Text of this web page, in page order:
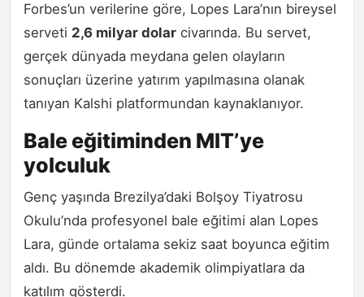
Forbes’un verilerine göre, Lopes Lara’nın bireysel
serveti 2,6 milyar dolar civarında. Bu servet,
gerçek dünyada meydana gelen olayların
sonuçları üzerine yatırım yapılmasına olanak
tanıyan Kalshi platformundan kaynaklanıyor.
Bale eğitiminden MIT’ye
yolculuk
Genç yaşında Brezilya’daki Bolşoy Tiyatrosu
Okulu’nda profesyonel bale eğitimi alan Lopes
Lara, günde ortalama sekiz saat boyunca eğitim
aldı. Bu dönemde akademik olimpiyatlara da
katılım gösterdi.